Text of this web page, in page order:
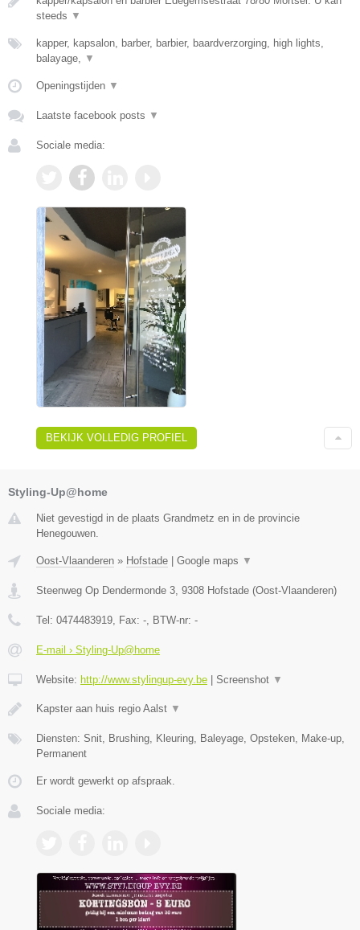
steeds ▼
kapper, kapsalon, barber, barbier, baardverzorging, high lights,
balayage, ▼
Openingstijden ▼
Laatste facebook posts ▼
Sociale media:
BEKIJK VOLLEDIG PROFIEL
Styling-Up@home
Niet gevestigd in de plaats Grandmetz en in de provincie
Henegouwen.
Oost-Vlaanderen » Hofstade | Google maps ▼
Steenweg Op Dendermonde 3 9308 Hofstade (Oost-Vlaanderen)
Tel: 0474483919 , Fax: - , BTW-nr: -
E-mail › Styling-Up@home
Website: http://www.stylingup-evy.be | Screenshot ▼
Kapster aan huis regio Aalst ▼
Diensten: Snit, Brushing, Kleuring, Baleyage, Opsteken, Make-up,
Permanent
Er wordt gewerkt op afspraak.
Sociale media: